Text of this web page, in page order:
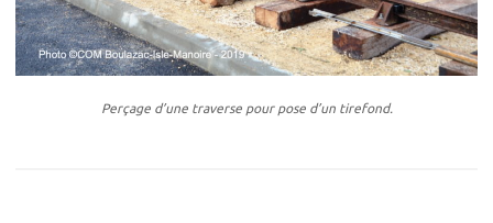
Perçage d’une traverse pour pose d’un tirefond.